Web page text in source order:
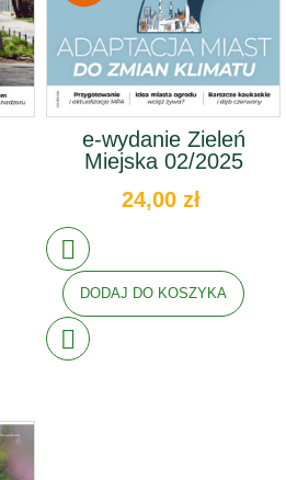
e-wydanie Zieleń
Miejska 02/2025
24,00 zł
DODAJ DO KOSZYKA